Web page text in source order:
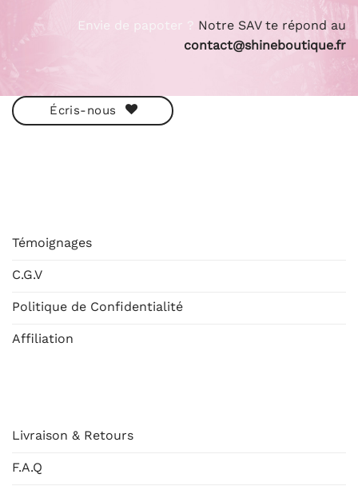
Envie de papoter ? Notre SAV te répond au
contact@shineboutique.fr
Écris-nous
Témoignages
C.G.V
Politique de Confidentialité
Affiliation
Livraison & Retours
F.A.Q